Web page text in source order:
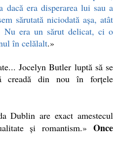
dacă era disperarea lui sau a
sărutată niciodată aşa, atât
Nu era un sărut delicat, ci o
în celălalt.»
Jocelyn Butler luptă să se
creadă din nou în forţele
Dublin are exact amestecul
şi romantism.» Once